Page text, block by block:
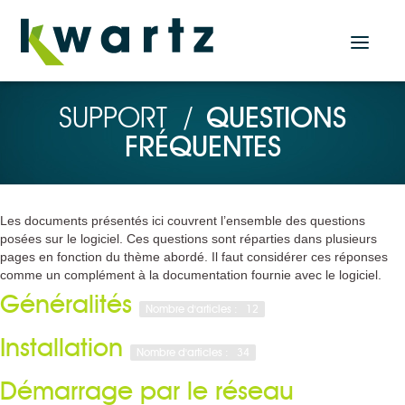
Nos produits
Solution Serveur
KWARTZ SERVER
Solutions Tablettes
KMC BOX
Plugin KMC pour KWARTZ SERVER
SUPPORT / QUESTIONS
FRÉQUENTES
Les documents présentés ici couvrent l’ensemble des questions
posées sur le logiciel. Ces questions sont réparties dans plusieurs
pages en fonction du thème abordé. Il faut considérer ces réponses
comme un complément à la documentation fournie avec le logiciel.
Généralités Nombre d'articles : 12
Installation Nombre d'articles : 34
Démarrage par le réseau